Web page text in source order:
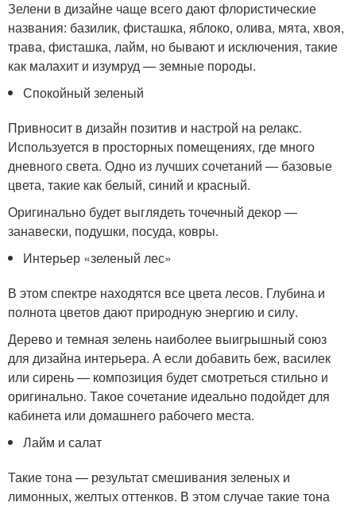
Зелени в дизайне чаще всего дают флористические
названия: базилик, фисташка, яблоко, олива, мята, хвоя,
трава, фисташка, лайм, но бывают и исключения, такие
как малахит и изумруд — земные породы.
Спокойный зеленый
Привносит в дизайн позитив и настрой на релакс.
Используется в просторных помещениях, где много
дневного света. Одно из лучших сочетаний — базовые
цвета, такие как белый, синий и красный.
Оригинально будет выглядеть точечный декор —
занавески, подушки, посуда, ковры.
Интерьер «зеленый лес»
В этом спектре находятся все цвета лесов. Глубина и
полнота цветов дают природную энергию и силу.
Дерево и темная зелень наиболее выигрышный союз
для дизайна интерьера. А если добавить беж, василек
или сирень — композиция будет смотреться стильно и
оригинально. Такое сочетание идеально подойдет для
кабинета или домашнего рабочего места.
Лайм и салат
Такие тона — результат смешивания зеленых и
лимонных, желтых оттенков. В этом случае такие тона